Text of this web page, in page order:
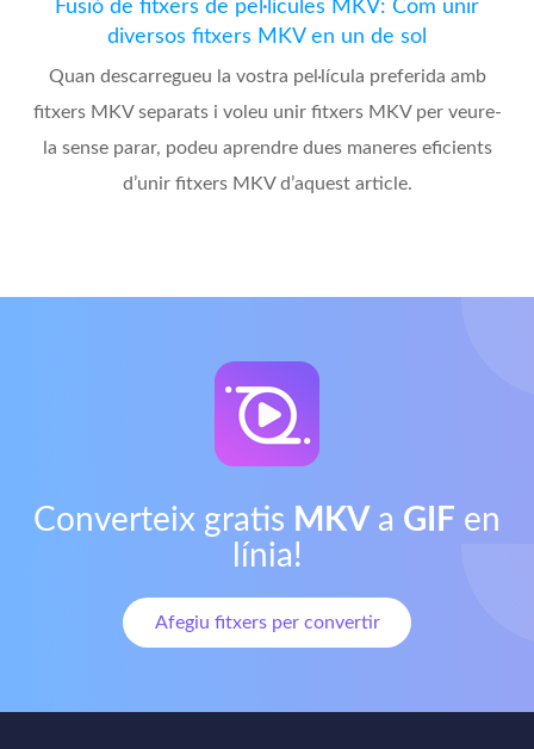
Fusió de fitxers de pel·lícules MKV: Com unir
diversos fitxers MKV en un de sol
Quan descarregueu la vostra pel·lícula preferida amb
fitxers MKV separats i voleu unir fitxers MKV per veure-
la sense parar, podeu aprendre dues maneres eficients
d’unir fitxers MKV d’aquest article.
Converteix gratis MKV a GIF en
línia!
Afegiu fitxers per convertir